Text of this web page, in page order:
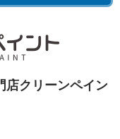
店クリーンペイン